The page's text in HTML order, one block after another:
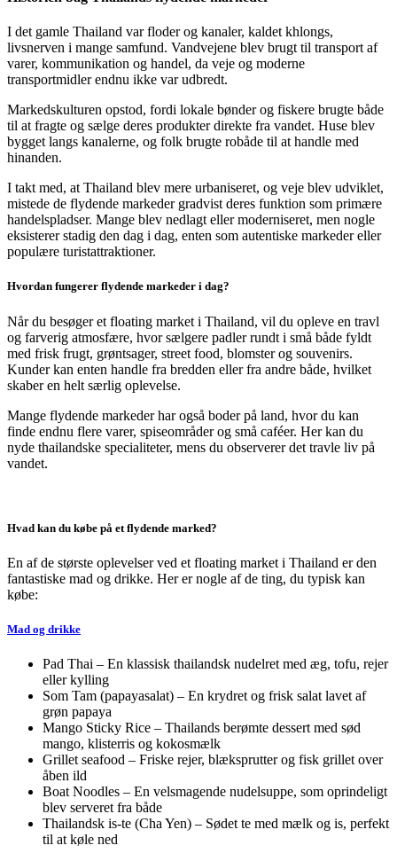
I det gamle Thailand var floder og kanaler, kaldet khlongs,
livsnerven i mange samfund. Vandvejene blev brugt til transport af
varer, kommunikation og handel, da veje og moderne
transportmidler endnu ikke var udbredt.
Markedskulturen opstod, fordi lokale bønder og fiskere brugte både
til at fragte og sælge deres produkter direkte fra vandet. Huse blev
bygget langs kanalerne, og folk brugte robåde til at handle med
hinanden.
I takt med, at Thailand blev mere urbaniseret, og veje blev udviklet,
mistede de flydende markeder gradvist deres funktion som primære
handelspladser. Mange blev nedlagt eller moderniseret, men nogle
eksisterer stadig den dag i dag, enten som autentiske markeder eller
populære turistattraktioner.
Hvordan fungerer flydende markeder i dag?
Når du besøger et floating market i Thailand, vil du opleve en travl
og farverig atmosfære, hvor sælgere padler rundt i små både fyldt
med frisk frugt, grøntsager, street food, blomster og souvenirs.
Kunder kan enten handle fra bredden eller fra andre både, hvilket
skaber en helt særlig oplevelse.
Mange flydende markeder har også boder på land, hvor du kan
finde endnu flere varer, spiseområder og små caféer. Her kan du
nyde thailandske specialiteter, mens du observerer det travle liv på
vandet.
Hvad kan du købe på et flydende marked?
En af de største oplevelser ved et floating market i Thailand er den
fantastiske mad og drikke. Her er nogle af de ting, du typisk kan
købe:
Mad og drikke
Pad Thai – En klassisk thailandsk nudelret med æg, tofu, rejer
eller kylling
Som Tam (papayasalat) – En krydret og frisk salat lavet af
grøn papaya
Mango Sticky Rice – Thailands berømte dessert med sød
mango, klisterris og kokosmælk
Grillet seafood – Friske rejer, blæksprutter og fisk grillet over
åben ild
Boat Noodles – En velsmagende nudelsuppe, som oprindeligt
blev serveret fra både
Thailandsk is-te (Cha Yen) – Sødet te med mælk og is, perfekt
til at køle ned